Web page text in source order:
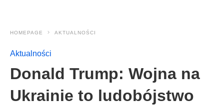
HOMEPAGE AKTUALNOŚCI
Aktualności
Donald Trump: Wojna na
Ukrainie to ludobójstwo